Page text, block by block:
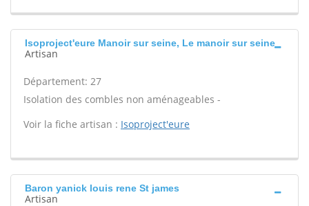
Isoproject'eure Manoir sur seine, Le manoir sur seine
Artisan
Département: 27
Isolation des combles non aménageables -
Voir la fiche artisan : Isoproject'eure
Baron yanick louis rene St james
Artisan